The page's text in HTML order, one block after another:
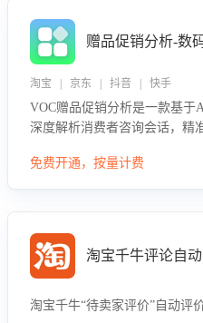
赠品促销分析-数
淘宝 | 京东 | 抖音 | 快手
VOC赠品促销分析是一款基于
深度解析消费者咨询会话，精
求，帮助企业制定个性化赠品
免费开通，按量计费
淘宝千牛评论自
淘宝千牛“待卖家评价”自动评